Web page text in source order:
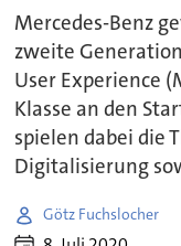
Mercedes-Benz
zweite
User Experience
Klasse an den
spielen dabei die
Digitalisierung
Götz Fuchslocher